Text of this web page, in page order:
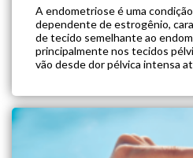
A endometriose é uma
dependente de estrogênio,
de tecido semelhante ao
principalmente nos tecidos
vão desde dor pélvica intensa
hormonais e cirurgias, o